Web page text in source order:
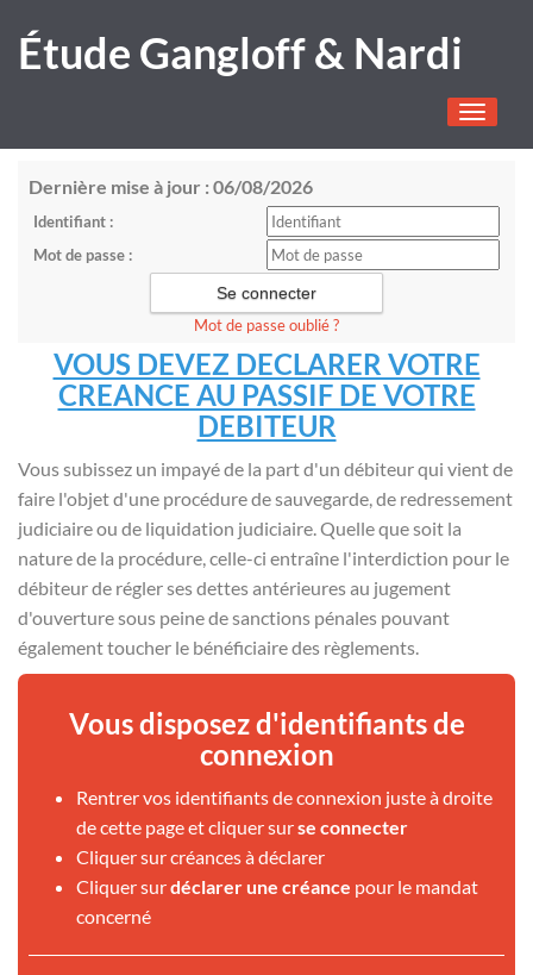
Étude Gangloff & Nardi
Toggle
Dernière mise à jour : 06/08/2026
Identifiant :
Mot de passe :
Mot de passe oublié ?
VOUS DEVEZ DECLARER VOTRE
CREANCE AU PASSIF DE VOTRE
DEBITEUR
Vous subissez un impayé de la part d'un débiteur qui vient de
faire l'objet d'une procédure de sauvegarde, de redressement
judiciaire ou de liquidation judiciaire. Quelle que soit la
nature de la procédure, celle-ci entraîne l'interdiction pour le
débiteur de régler ses dettes antérieures au jugement
d'ouverture sous peine de sanctions pénales pouvant
également toucher le bénéficiaire des règlements.
Vous disposez d'identifiants de
connexion
Rentrer vos identifiants de connexion juste à droite
de cette page et cliquer surse connecter
Cliquer sur créances à déclarer
Cliquer surdéclarer une créance pour le mandat
concerné